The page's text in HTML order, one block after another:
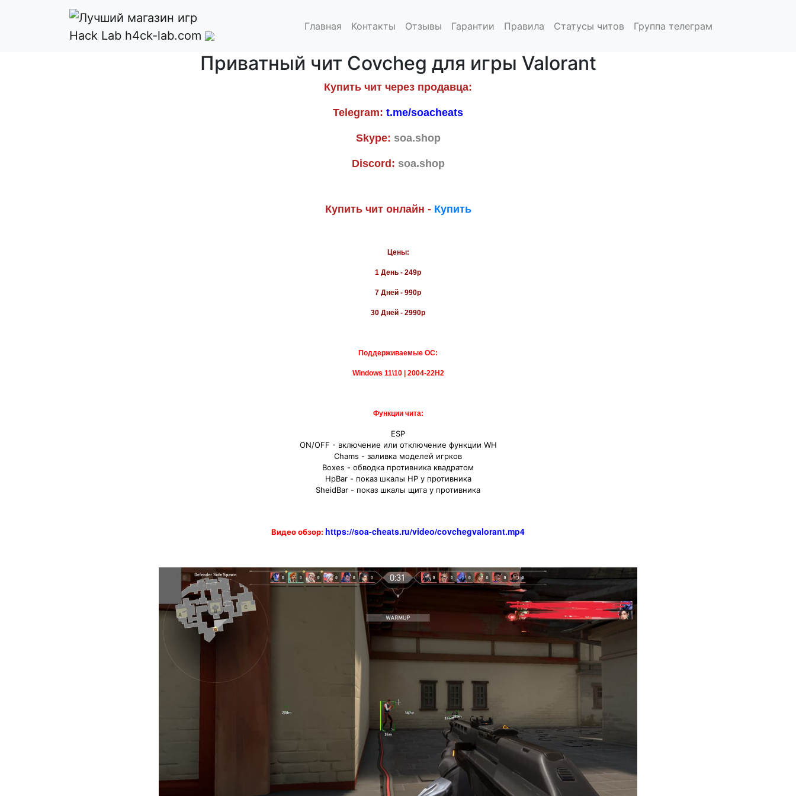
Hack Lab h4ck-lab.com
Главная Контакты Отзывы Гарантии Правила Статусы читов Группа телеграм
Приватный чит Covcheg для игры Valorant
Купить чит через продавца:
Telegram: t.me/soacheats
Skype: soa.shop
Discord: soa.shop
Купить чит онлайн - Купить
Цены:
1 День - 249р
7 Дней - 990р
30 Дней - 2990р
Поддерживаемые ОС:
Windows 11\10 | 2004-22H2
Функции чита:
ESP
ON/OFF - включение или отключение функции WH
Chams - заливка моделей игрков
Boxes - обводка противника квадратом
HpBar - показ шкалы HP у противника
SheidBar - показ шкалы щита у противника
Видео обзор: https://soa-cheats.ru/video/covchegvalorant.mp4